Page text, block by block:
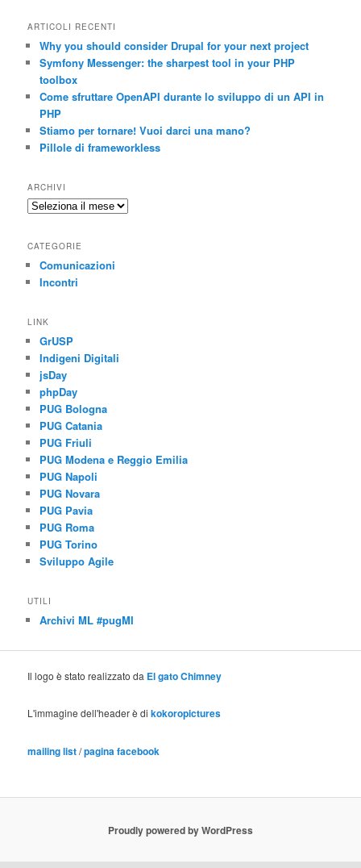
c
ARTICOLI RECENTI
Why you should consider Drupal for your next project
Symfony Messenger: the sharpest tool in your PHP
toolbox
Come sfruttare OpenAPI durante lo sviluppo di un API in
PHP
Stiamo per tornare! Vuoi darci una mano?
Pillole di frameworkless
ARCHIVI
Archivi
CATEGORIE
Comunicazioni
Incontri
LINK
GrUSP
Indigeni Digitali
jsDay
phpDay
PUG Bologna
PUG Catania
PUG Friuli
PUG Modena e Reggio Emilia
PUG Napoli
PUG Novara
PUG Pavia
PUG Roma
PUG Torino
Sviluppo Agile
UTILI
Archivi ML #pugMI
Il logo è stato realizzato da El gato Chimney
L'immagine dell'header è dikokoropictures
mailing list/pagina facebook
Proudly powered by WordPress